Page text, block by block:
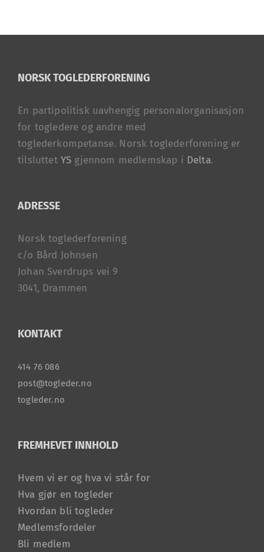
NORSK TOGLEDERFORENING
En partipolitisk uavhengig personalorganisasjon
for togledere og andre med
toglederkompetanse. Norsk toglederforening er
tilsluttet YS gjennom medlemskap i Delta.
ADRESSE
Norsk toglederforening
c/o Bård Johnsen
Johan Sverdrups vei 9
3041, Drammen
KONTAKT
414 76 086
post@togleder.no
togleder.no
FREMHEVET INNHOLD
Hvem vi er og hva vi står for
Hva gjør en togleder
Hvordan bli togleder
Medlemsfordeler
Bli medlem